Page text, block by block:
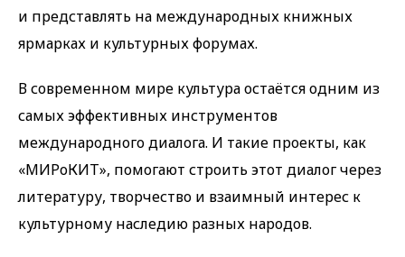
и представлять на международных книжных
ярмарках и культурных форумах.
В современном мире культура остаётся одним из
самых эффективных инструментов
международного диалога. И такие проекты, как
«МИРоКИТ», помогают строить этот диалог через
литературу, творчество и взаимный интерес к
культурному наследию разных народов.